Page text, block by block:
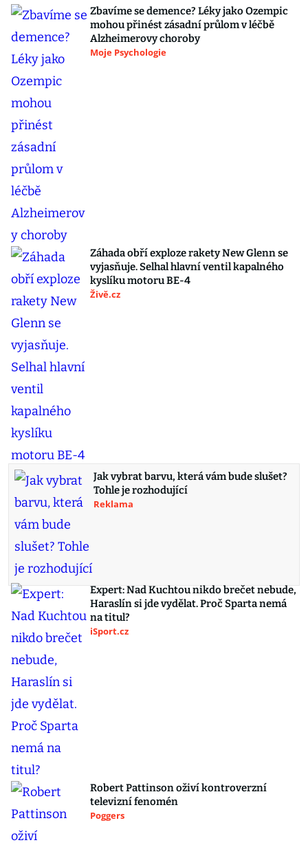
Zbavíme se demence? Léky jako Ozempic
mohou přinést zásadní průlom v léčbě
Alzheimerovy choroby
Moje Psychologie
Záhada obří exploze rakety New Glenn se
vyjasňuje. Selhal hlavní ventil kapalného
kyslíku motoru BE-4
Živě.cz
Jak vybrat barvu, která vám bude slušet?
Tohle je rozhodující
Reklama
Expert: Nad Kuchtou nikdo brečet nebude,
Haraslín si jde vydělat. Proč Sparta nemá
na titul?
iSport.cz
Robert Pattinson oživí kontroverzní
televizní fenomén
Poggers